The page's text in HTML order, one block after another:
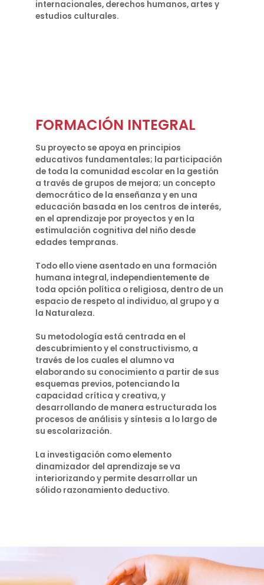
internacionales, derechos humanos, artes y
estudios culturales.
FORMACIÓN INTEGRAL
Su proyecto se apoya en principios
educativos fundamentales; la participación
de toda la comunidad escolar en la gestión
a través de grupos de mejora; un concepto
democrático de la enseñanza y en una
educación basada en los centros de interés,
en el aprendizaje por proyectos y en la
estimulación cognitiva del niño desde
edades tempranas.
Todo ello viene asentado en una formación
humana integral, independientemente de
toda opción política o religiosa, dentro de un
espacio de respeto al individuo, al grupo y a
la Naturaleza.
Su metodología está centrada en el
descubrimiento y el constructivismo, a
través de los cuales el alumno va
elaborando su conocimiento a partir de sus
esquemas previos, potenciando la
capacidad crítica y creativa, y
desarrollando de manera estructurada los
procesos de análisis y síntesis a lo largo de
su escolarización.
La investigación como elemento
dinamizador del aprendizaje se va
interiorizando y permite desarrollar un
sólido razonamiento deductivo.